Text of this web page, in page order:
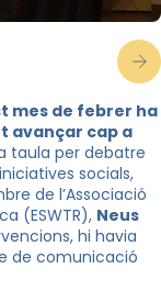
mes de febrer ha
avançar cap a
taula per debatre
socials,
de l’Associació
(ESWTR), Neus
hi havia
de comunicació